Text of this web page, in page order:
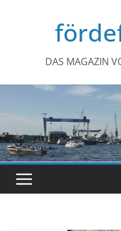
DAS MAGAZIN